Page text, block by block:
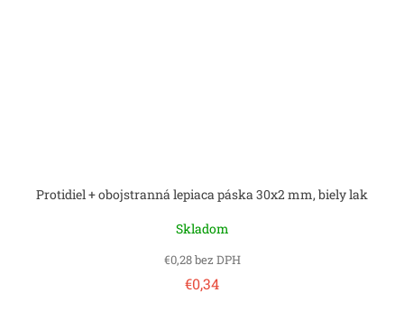
Protidiel + obojstranná lepiaca páska 30x2 mm, biely lak
Skladom
€0,28 bez DPH
€0,34